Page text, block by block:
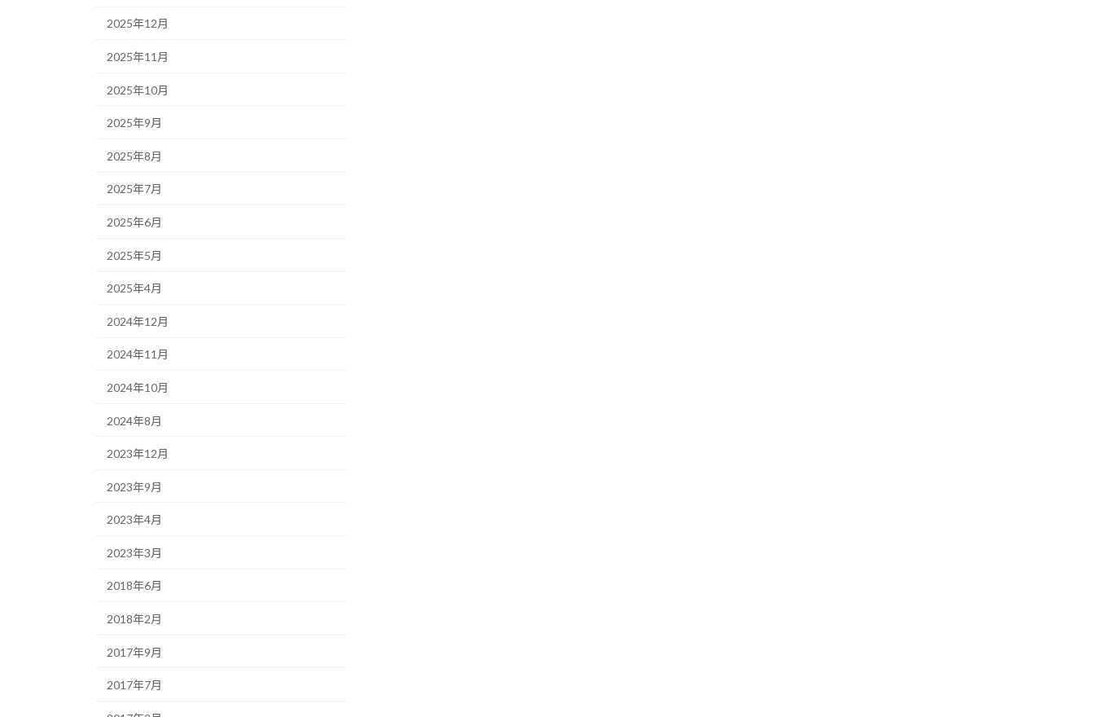
2025年12月
2025年11月
2025年10月
2025年9月
2025年8月
2025年7月
2025年6月
2025年5月
2025年4月
2024年12月
2024年11月
2024年10月
2024年8月
2023年12月
2023年9月
2023年4月
2023年3月
2018年6月
2018年2月
2017年9月
2017年7月